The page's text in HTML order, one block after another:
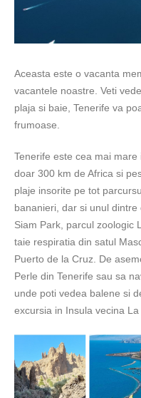
Aceasta este o vacanta
vacantele noastre. Veti
plaja si baie, Tenerife va
frumoase.
Tenerife este cea mai
doar 300 km de Africa si
plaje insorite pe tot
bananieri, dar si unul dintre
Siam Park, parcul zoologic
taie respiratia din satul
Puerto de la Cruz. De
Perle din Tenerife sau sa
unde poti vedea balene si
excursia in Insula vecina